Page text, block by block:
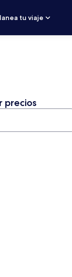
tu viaje
precios